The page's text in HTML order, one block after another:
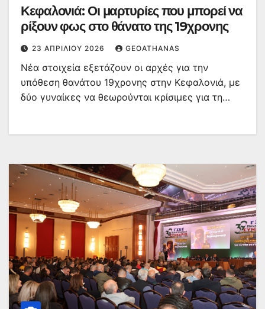
Κεφαλονιά: Οι μαρτυρίες που μπορεί να
ρίξουν φως στο θάνατο της 19χρονης
23 ΑΠΡΙΛΊΟΥ 2026 GEOATHANAS
Νέα στοιχεία εξετάζουν οι αρχές για την
υπόθεση θανάτου 19χρονης στην Κεφαλονιά, με
δύο γυναίκες να θεωρούνται κρίσιμες για τη…